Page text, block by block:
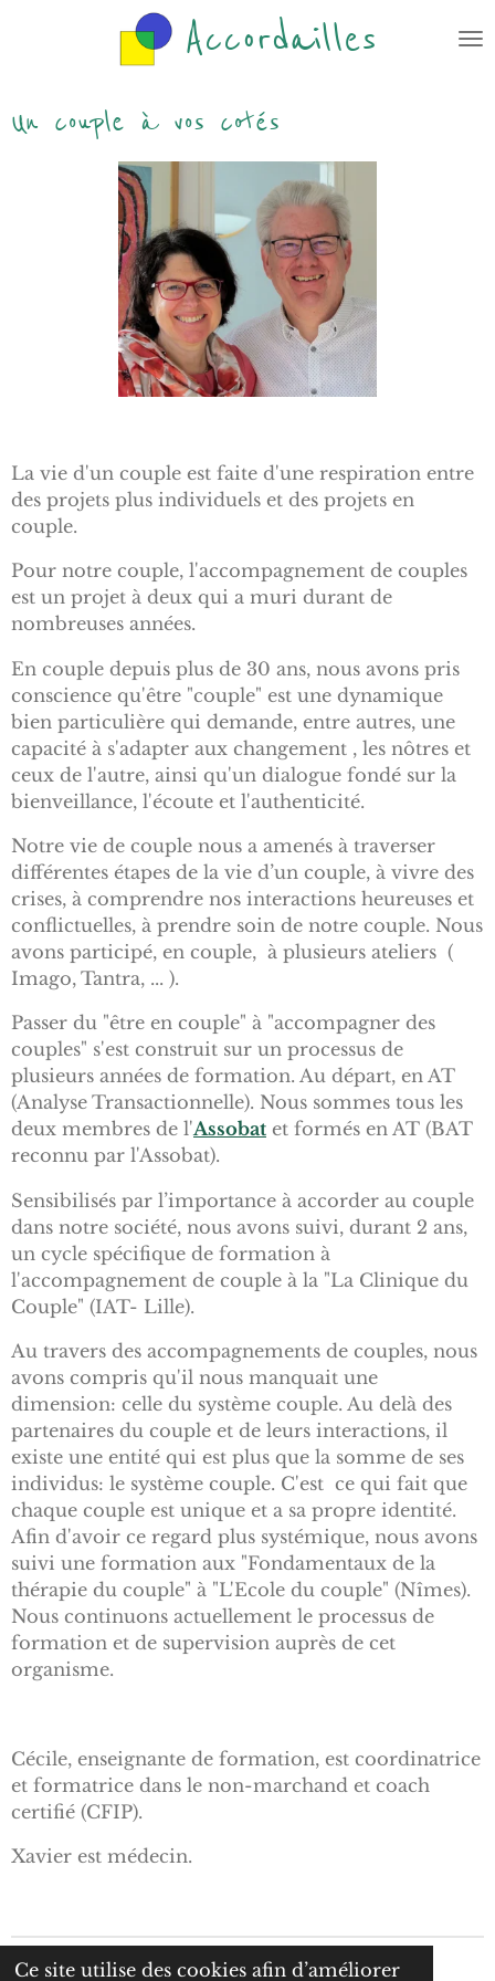
Ce site utilise des cookies afin d’améliorer
Accordailles
Un couple à vos cotés
La vie d'un couple est faite d'une respiration entre
des projets plus individuels et des projets en
couple.
Pour notre couple, l'accompagnement de couples
est un projet à deux qui a muri durant de
nombreuses années.
En couple depuis plus de 30 ans, nous avons pris
conscience qu'être "couple" est une dynamique
bien particulière qui demande, entre autres, une
capacité à s'adapter aux changement , les nôtres et
ceux de l'autre, ainsi qu'un dialogue fondé sur la
bienveillance, l'écoute et l'authenticité.
Notre vie de couple nous a amenés à traverser
différentes étapes de la vie d’un couple, à vivre des
crises, à comprendre nos interactions heureuses et
conflictuelles, à prendre soin de notre couple. Nous
avons participé, en couple, à plusieurs ateliers (
Imago, Tantra, ... ).
Passer du "être en couple" à "accompagner des
couples" s'est construit sur un processus de
plusieurs années de formation. Au départ, en AT
(Analyse Transactionnelle). Nous sommes tous les
deux membres de l'Assobat et formés en AT (BAT
reconnu par l'Assobat).
Sensibilisés par l’importance à accorder au couple
dans notre société, nous avons suivi, durant 2 ans,
un cycle spécifique de formation à
l'accompagnement de couple à la "La Clinique du
Couple" (IAT- Lille).
Au travers des accompagnements de couples, nous
avons compris qu'il nous manquait une
dimension: celle du système couple. Au delà des
partenaires du couple et de leurs interactions, il
existe une entité qui est plus que la somme de ses
individus: le système couple. C'est ce qui fait que
chaque couple est unique et a sa propre identité.
Afin d'avoir ce regard plus systémique, nous avons
suivi une formation aux "Fondamentaux de la
thérapie du couple" à "L'Ecole du couple" (Nîmes).
Nous continuons actuellement le processus de
formation et de supervision auprès de cet
organisme.
Cécile, enseignante de formation, est coordinatrice
et formatrice dans le non-marchand et coach
certifié (CFIP).
Xavier est médecin.
Mentions légales